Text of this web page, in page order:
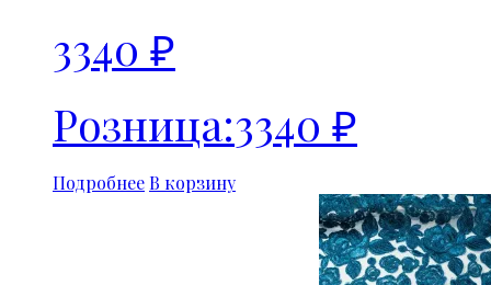
3340 ₽
Розница:3340 ₽
ПодробнееВ корзину